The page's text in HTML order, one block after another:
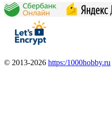
© 2013-2026 https:/1000hobby.ru